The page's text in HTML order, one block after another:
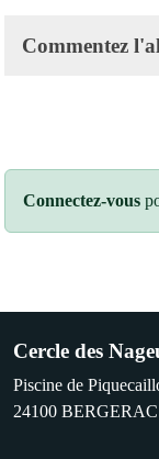
Commentez
Connectez-vous
Cercle des
Piscine de
24100 BERGERAC